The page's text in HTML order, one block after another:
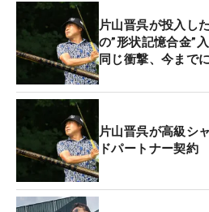
片山晋呉が投入し
の”形状記憶合金”
同じ衝撃、今まで
片山晋呉が高級シ
ドパートナー契約